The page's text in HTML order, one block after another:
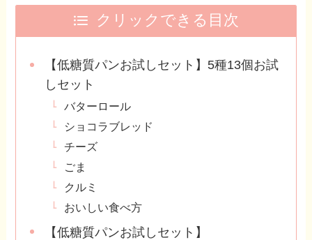
クリックできる目次
【低糖質パンお試しセット】5種13個お試
しセット
バターロール
ショコラブレッド
チーズ
ごま
クルミ
おいしい食べ方
【低糖質パンお試しセット】